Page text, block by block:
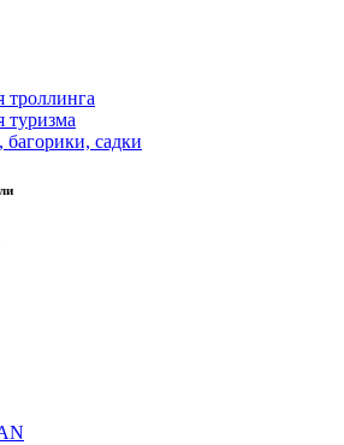
троллинга
туризма
багорики, садки